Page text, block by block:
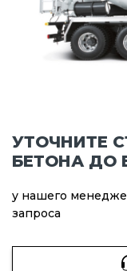
УТОЧНИТЕ
БЕТОНА ДО
у нашего
запроса